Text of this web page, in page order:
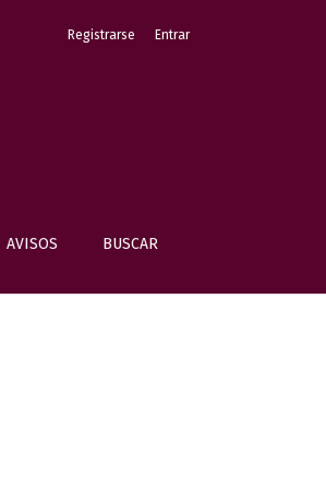
AVISOS BUSCAR
Registrarse Entrar